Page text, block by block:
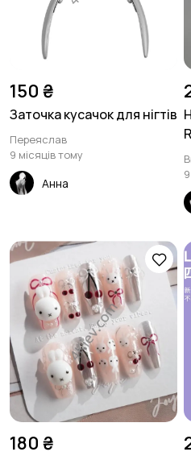
150 ₴
Заточка кусачок для нігтів
Переяслав
9 місяців тому
Анна
180 ₴